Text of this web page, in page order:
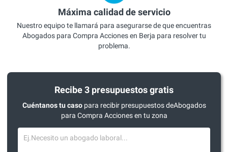
Máxima calidad de servicio
Nuestro equipo te llamará para asegurarse de que encuentras
Abogados para Compra Acciones en Berja para resolver tu
problema.
Recibe 3 presupuestos gratis
Cuéntanos tu casopara recibir presupuestos deAbogados
para Compra Acciones en tu zona